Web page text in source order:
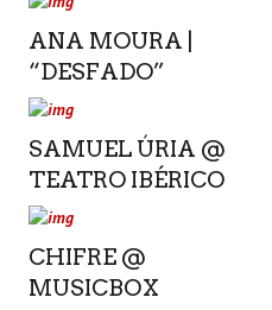
ANA MOURA |
“DESFADO”
SAMUEL ÚRIA @
TEATRO IBÉRICO
CHIFRE @
MUSICBOX